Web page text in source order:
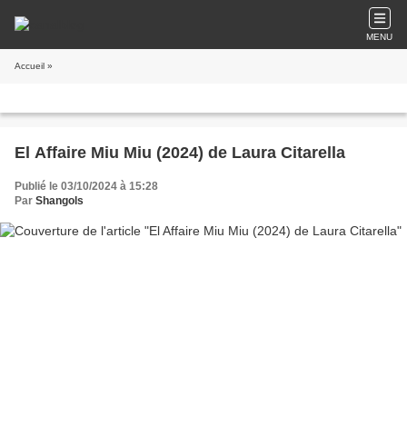
MENU
Accueil »
El Affaire Miu Miu (2024) de Laura Citarella
Publié le 03/10/2024 à 15:28
Par Shangols